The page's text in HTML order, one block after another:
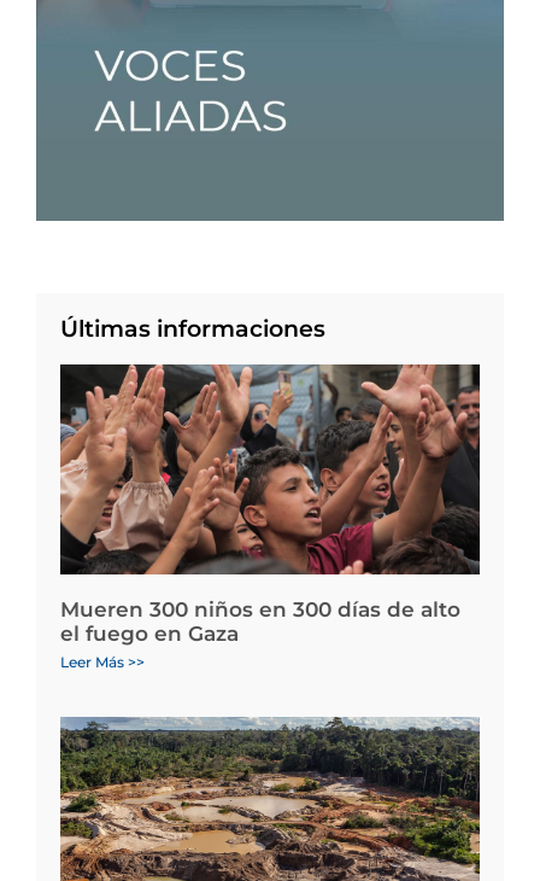
Últimas informaciones
Mueren 300 niños en 300 días de alto
el fuego en Gaza
Leer Más >>